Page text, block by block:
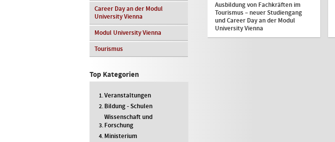
Career Day an der Modul
University Vienna
Modul University Vienna
Tourismus
Top Kategorien
Veranstaltungen
Bildung - Schulen
Wissenschaft und
Forschung
Ministerium
Ausbildung von Fachkräften im
Tourismus – neuer Studiengang
und Career Day an der Modul
University Vienna